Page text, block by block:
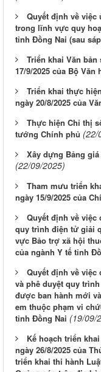
Quyết định về
trong lĩnh vực quy
tỉnh Đồng Nai (sau
Triển khai Văn bản
17/9/2025 của Bộ Văn
Triển khai thực
ngày 20/8/2025 của
Thực hiện Chỉ thị
tướng Chính phủ (22/
Xây dựng Bảng
(22/09/2025)
Tham mưu triển
ngày 15/9/2025 của
Quyết định về
quy trình điện tử giải
vực Bảo trợ xã hội
của ngành Y tế tỉnh
Quyết định về việc
và phê duyệt quy
được ban hành mới
em thuộc phạm vi
tỉnh Đồng Nai (19/09/
Kế hoạch triển
ngày 26/8/2025 của
triển khai thi hành